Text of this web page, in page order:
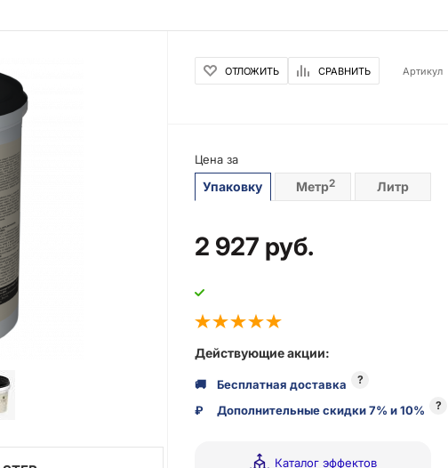
ОТЛОЖИТЬ СРАВНИТЬ Артикул
Цена за
Упаковку Метр2 Литр
2 927 руб.
Действующие акции:
🚚 Бесплатная доставка ?
₽ Дополнительные скидки 7% и 10% ?
Каталог эффектов